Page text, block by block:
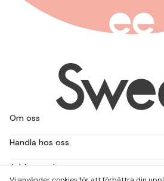
Om oss
Handla hos oss
Jobba med oss